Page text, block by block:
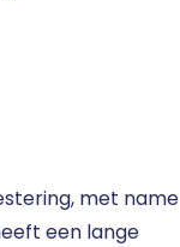
met name
een lange